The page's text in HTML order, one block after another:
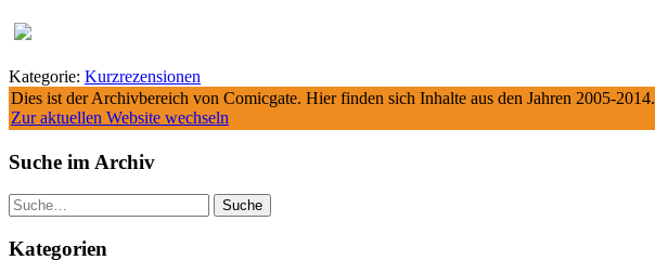
Kategorie: Kurzrezensionen
Dies ist der Archivbereich von Comicgate. Hier finden sich Inhalte aus den Jahren 2005-2014.
Zur aktuellen Website wechseln
Suche im Archiv
Suche
Kategorien